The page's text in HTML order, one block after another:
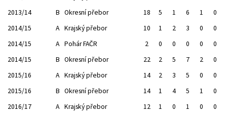
2013/14
B Okresní přebor 18 5 1 6 1
0
2014/15
A Krajský přebor 10 1 2 3 0
0
2014/15
A Pohár FAČR 2 0 0 0 0
0
2014/15
B Okresní přebor 22 2 5 7 2
0
2015/16
A Krajský přebor 14 2 3 5 0
0
2015/16
B Okresní přebor 14 1 4 5 1
0
2016/17
A Krajský přebor 12 1 0 1 0
0